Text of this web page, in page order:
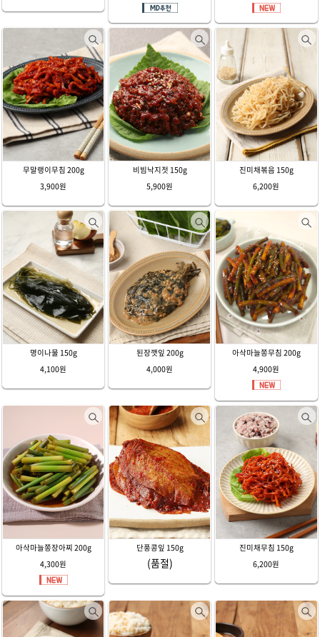
무말랭이무침 200g
3,900원
비빔낙지젓 150g
5,900원
진미채볶음 150g
6,200원
명이나물 150g
4,100원
된장깻잎 200g
4,000원
아삭마늘쫑무침 200g
4,900원
아삭마늘쫑장아찌 200g
4,300원
단풍콩잎 150g
(품절)
진미채무침 150g
6,200원